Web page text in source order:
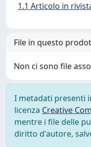
1.1 Articolo in
File in questo
Non ci sono file
I metadati presenti
licenza Creative
mentre i file delle
diritto d'autore,